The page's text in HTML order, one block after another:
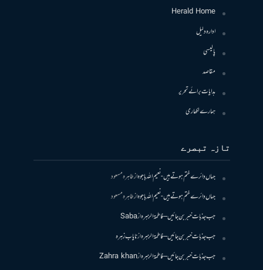
Herald Home
ادارہ دلیل
پالیسی
مقاصد
ہدایات برائے تحریر
ہمارے لکھاری
تازہ تبصرے
جہاں دائرے ختم ہوتے ہیں- نعیم اللہ باجوہازطاہرہ مسعود
جہاں دائرے ختم ہوتے ہیں- نعیم اللہ باجوہازطاہرہ مسعود
جب جذبات خبر بن جائیں – فاطمۃالزہرہازSaba
جب جذبات خبر بن جائیں – فاطمۃالزہرہازنایاب زہرہ
جب جذبات خبر بن جائیں – فاطمۃالزہرہازZahra khan